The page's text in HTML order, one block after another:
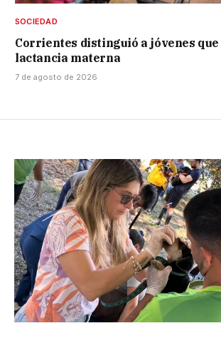
SOCIEDAD
Corrientes distinguió a jóvenes
lactancia materna
7 de agosto de 2026